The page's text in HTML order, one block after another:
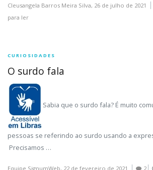
Cleusangela Barros Meira Silva, 26 de julho de 2021
para ler
CURIOSIDADES
O surdo fala
Sabia que o surdo fala? É muito
pessoas se referindo ao surdo usando a
Precisamos …
Equipe SignumWeb, 22 de fevereiro de 2021 2